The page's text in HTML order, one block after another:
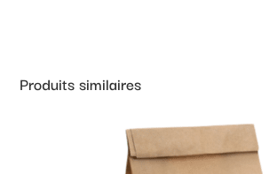
Produits similaires